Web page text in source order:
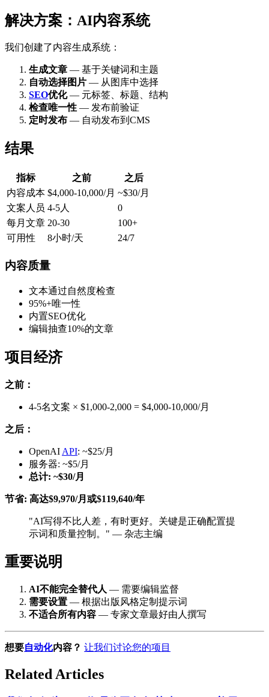
解决方案：AI内容系统
我们创建了内容生成系统：
生成文章 — 基于关键词和主题
自动选择图片 — 从图库中选择
SEO优化— 元标签、标题、结构
检查唯一性 — 发布前验证
定时发布 — 自动发布到CMS
结果
指标 之前
之后
内容成本 $4,000-10,000/月 ~$30/月
文案人员 4-5人
0
每月文章 20-30
100+
可用性
8小时/天 24/7
内容质量
文本通过自然度检查
95%+唯一性
内置SEO优化
编辑抽查10%的文章
项目经济
之前：
4-5名文案 × $1,000-2,000 = $4,000-10,000/月
之后：
OpenAI API: ~$25/月
服务器: ~$5/月
总计: ~$30/月
节省: 高达$9,970/月或$119,640/年
"AI写得不比人差，有时更好。关键是正确配置提
示词和质量控制。" — 杂志主编
重要说明
AI不能完全替代人 — 需要编辑监督
需要设置 — 根据出版风格定制提示词
不适合所有内容 — 专家文章最好由人撰写
想要自动化内容？ 让我们讨论您的项目
Related Articles